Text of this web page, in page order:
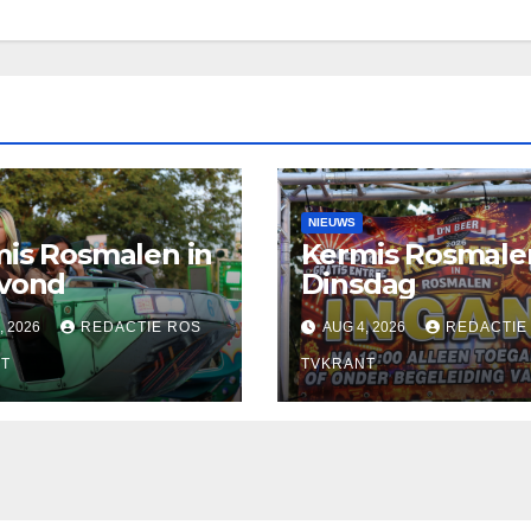
Rosmalen in
2026 REDACTIE ROS
NIEUWS
Kermis
Dinsdag
AUG 4, 2026 REDACTIE
TVKRANT